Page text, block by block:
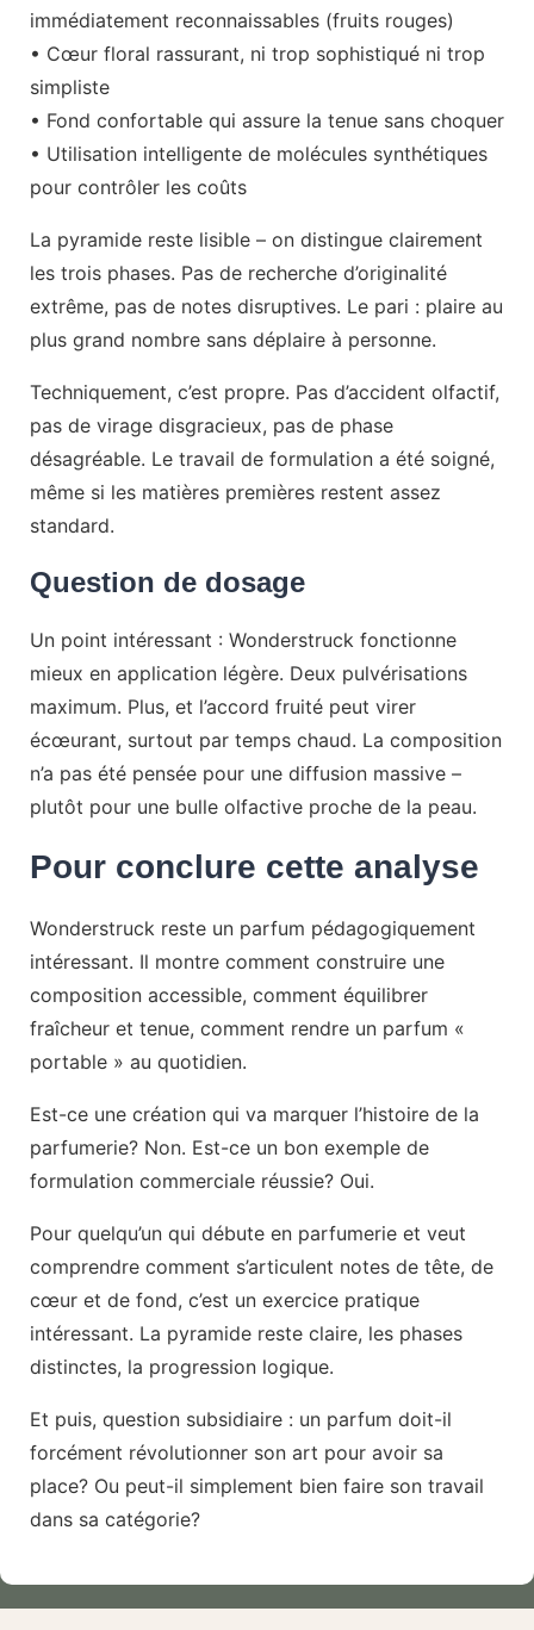
immédiatement reconnaissables (fruits rouges)
• Cœur floral rassurant, ni trop sophistiqué ni trop
simpliste
• Fond confortable qui assure la tenue sans choquer
• Utilisation intelligente de molécules synthétiques
pour contrôler les coûts
La pyramide reste lisible – on distingue clairement
les trois phases. Pas de recherche d’originalité
extrême, pas de notes disruptives. Le pari : plaire au
plus grand nombre sans déplaire à personne.
Techniquement, c’est propre. Pas d’accident olfactif,
pas de virage disgracieux, pas de phase
désagréable. Le travail de formulation a été soigné,
même si les matières premières restent assez
standard.
Question de dosage
Un point intéressant : Wonderstruck fonctionne
mieux en application légère. Deux pulvérisations
maximum. Plus, et l’accord fruité peut virer
écœurant, surtout par temps chaud. La composition
n’a pas été pensée pour une diffusion massive –
plutôt pour une bulle olfactive proche de la peau.
Pour conclure cette analyse
Wonderstruck reste un parfum pédagogiquement
intéressant. Il montre comment construire une
composition accessible, comment équilibrer
fraîcheur et tenue, comment rendre un parfum «
portable » au quotidien.
Est-ce une création qui va marquer l’histoire de la
parfumerie? Non. Est-ce un bon exemple de
formulation commerciale réussie? Oui.
Pour quelqu’un qui débute en parfumerie et veut
comprendre comment s’articulent notes de tête, de
cœur et de fond, c’est un exercice pratique
intéressant. La pyramide reste claire, les phases
distinctes, la progression logique.
Et puis, question subsidiaire : un parfum doit-il
forcément révolutionner son art pour avoir sa
place? Ou peut-il simplement bien faire son travail
dans sa catégorie?